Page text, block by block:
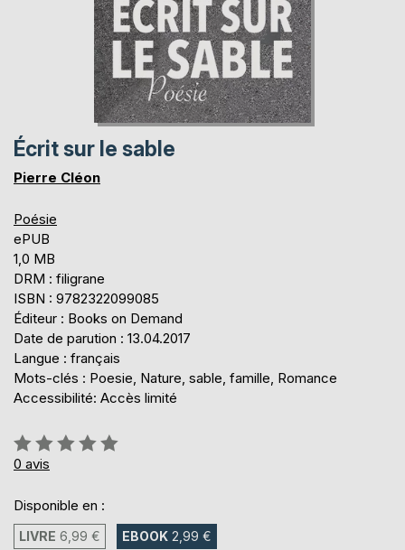
Écrit sur le sable
Pierre Cléon
Poésie
ePUB
1,0 MB
DRM : filigrane
ISBN : 9782322099085
Éditeur : Books on Demand
Date de parution : 13.04.2017
Langue : français
Mots-clés : Poesie, Nature, sable, famille, Romance
Accessibilité: Accès limité
Évaluation:
0%
0 avis
Disponible en :
LIVRE 6,99 € EBOOK 2,99 €